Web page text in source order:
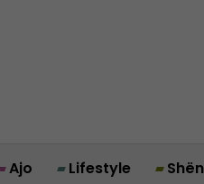
Ajo Lifestyle